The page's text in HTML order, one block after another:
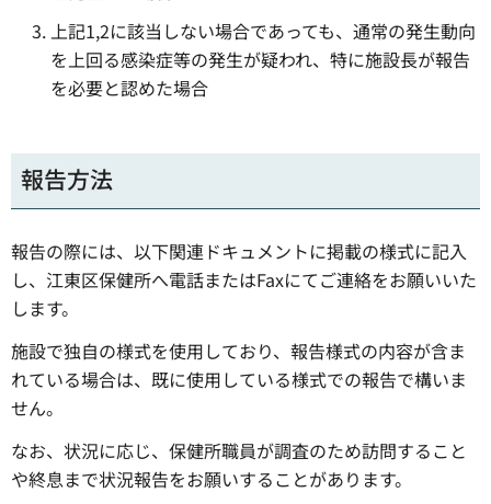
上記1,2に該当しない場合であっても、通常の発生動向
を上回る感染症等の発生が疑われ、特に施設長が報告
を必要と認めた場合
報告方法
報告の際には、以下関連ドキュメントに掲載の様式に記入
し、江東区保健所へ電話またはFaxにてご連絡をお願いいた
します。
施設で独自の様式を使用しており、報告様式の内容が含ま
れている場合は、既に使用している様式での報告で構いま
せん。
なお、状況に応じ、保健所職員が調査のため訪問すること
や終息まで状況報告をお願いすることがあります。